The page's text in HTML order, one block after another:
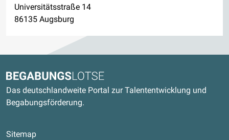
Universitätsstraße 14
86135 Augsburg
Begabungslotse
Das deutschlandweite Portal zur Talententwicklung und
Begabungsförderung.
Sitemap